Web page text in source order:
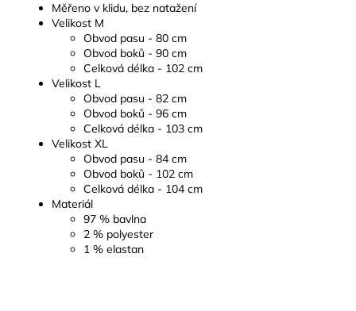
Měřeno v klidu, bez natažení
Velikost M
Obvod pasu - 80 cm
Obvod boků - 90 cm
Celková délka - 102 cm
Velikost L
Obvod pasu - 82 cm
Obvod boků - 96 cm
Celková délka - 103 cm
Velikost XL
Obvod pasu - 84 cm
Obvod boků - 102 cm
Celková délka - 104 cm
Materiál
97 % bavlna
2 % polyester
1 % elastan